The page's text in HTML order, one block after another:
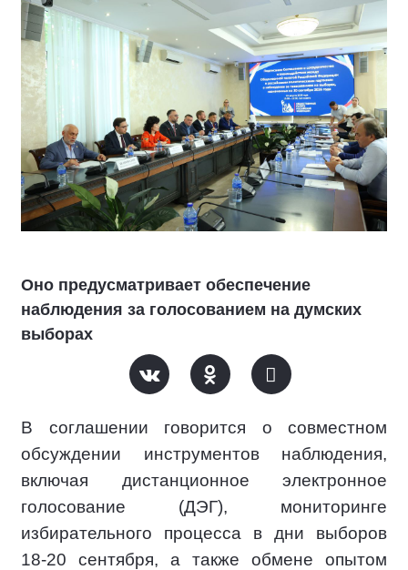
Оно предусматривает обеспечение
наблюдения за голосованием на думских
выборах
В соглашении говорится о совместном
обсуждении инструментов наблюдения,
включая дистанционное электронное
голосование (ДЭГ), мониторинге
избирательного процесса в дни выборов
18-20 сентября, а также обмене опытом